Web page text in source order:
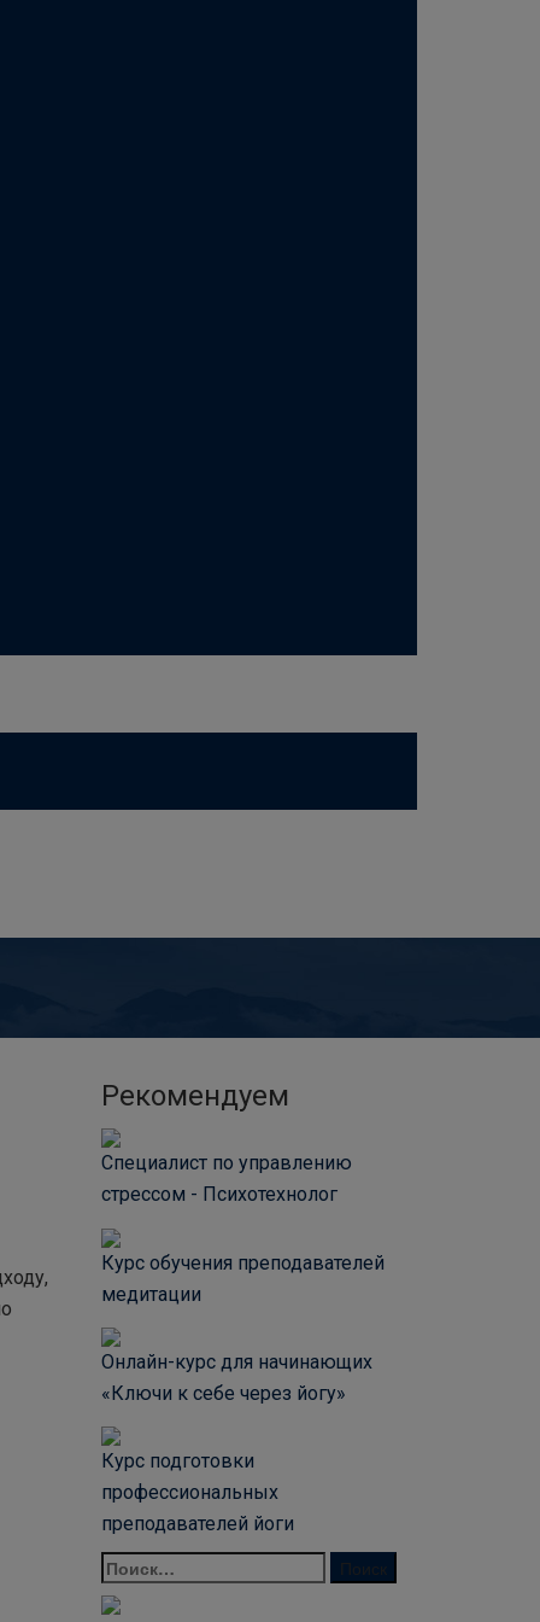
Рекомендуем
Специалист по управлению
стрессом - Психотехнолог
Курс обучения преподавателей
медитации
Онлайн-курс для начинающих
«Ключи к себе через йогу»
Курс подготовки
профессиональных
преподавателей йоги